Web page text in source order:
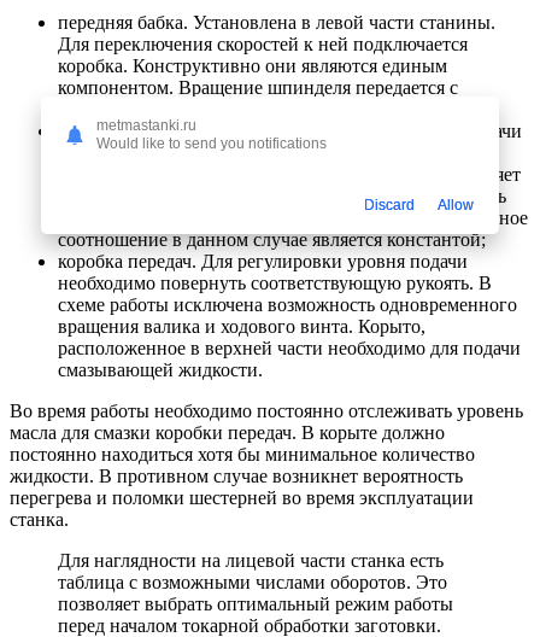
передняя бабка. Установлена в левой части станины.
Для переключения скоростей к ней подключается
коробка. Конструктивно они являются единым
компонентом. Вращение шпинделя передается с
передаточный механизм. Выполняет функции передачи
вращения от блока шпинделя коробке скоростей.
Передаточное соотношение для этой модели составляет
¼. Спецификой конструкции является невозможность
установки других пар шестерней, поэтому передаточное
соотношение в данном случае является константой;
коробка передач. Для регулировки уровня подачи
необходимо повернуть соответствующую рукоять. В
схеме работы исключена возможность одновременного
вращения валика и ходового винта. Корыто,
расположенное в верхней части необходимо для подачи
смазывающей жидкости.
Во время работы необходимо постоянно отслеживать уровень
масла для смазки коробки передач. В корыте должно
постоянно находиться хотя бы минимальное количество
жидкости. В противном случае возникнет вероятность
перегрева и поломки шестерней во время эксплуатации
станка.
Для наглядности на лицевой части станка есть
таблица с возможными числами оборотов. Это
позволяет выбрать оптимальный режим работы
перед началом токарной обработки заготовки.
metmastanki.ru
Would like to send you notifications
Discard Allow